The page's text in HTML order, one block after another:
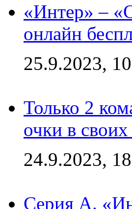
«Интер» –
онлайн
25.9.2023,
Только 2
очки в
24.9.2023,
Серия А.